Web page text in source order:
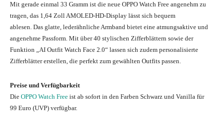
Mit gerade einmal 33 Gramm ist die neue OPPO Watch Free angenehm zu
tragen, das 1,64 Zoll AMOLED-HD-Display lässt sich bequem
ablesen. Das glatte, lederähnliche Armband bietet eine atmungsaktive und
angenehme Passform. Mit über 40 stylischen Zifferblättern sowie der
Funktion „AI Outfit Watch Face 2.0“ lassen sich zudem personalisierte
Zifferblätter erstellen, die perfekt zum gewählten Outfits passen.
Preise und Verfügbarkeit
Die OPPO Watch Free ist ab sofort in den Farben Schwarz und Vanilla für
99 Euro (UVP) verfügbar.